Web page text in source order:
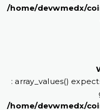
/home/devwmedx/
: array_values()
/home/devwmedx/